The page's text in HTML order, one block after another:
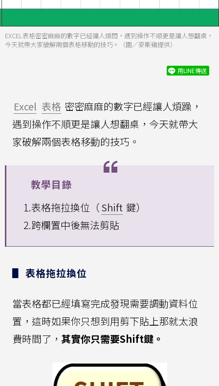
EXCEL表格密密麻麻的數字已經讓人煩悶，遇到操作不順更是讓人想翻桌，
今天就帶大家破解兩個表格移動的技巧。（圖／麥斯雞提供）
用LINE傳送
Excel 表格 密密麻麻的數字已經讓人煩躁，
遇到操作不順更是讓人想翻桌，今天就帶大
家破解兩個表格移動的技巧。
教學目錄
1.表格拖拉換位（Shift 鍵）
2.跨欄置中後無法剪貼
▋ 表格拖拉換位
當表格都已經填寫完成發現需要調動資料位
置，這時如果你只想到用剪下貼上那就太浪
費時間了， 其實你只需要Shift鍵。